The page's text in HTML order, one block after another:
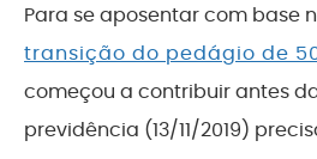
Para se aposentar com base
transição do pedágio de
começou a contribuir antes
previdência (13/11/2019)